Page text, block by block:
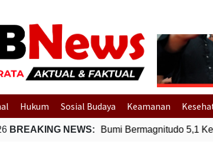
Hukum Sosial Budaya Keamanan
BREAKING NEWS:
Padang Gempa Bumi Bermagnitudo 5,1